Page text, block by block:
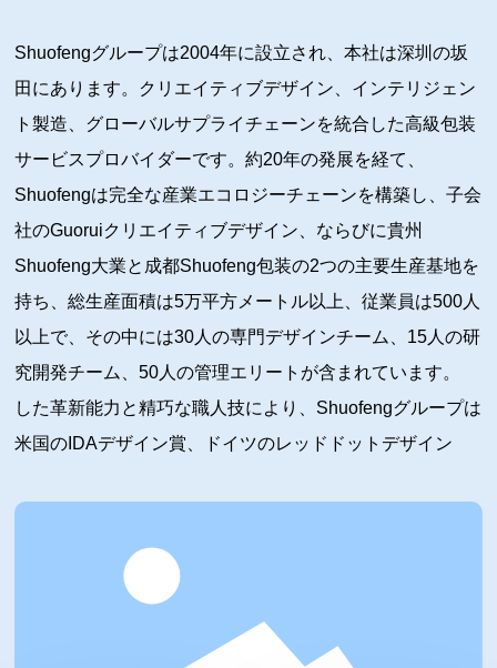
Shuofengグループは2004年に設立され、本社は深圳の坂
田にあります。クリエイティブデザイン、インテリジェン
ト製造、グローバルサプライチェーンを統合した高級包装
サービスプロバイダーです。約20年の発展を経て、
Shuofengは完全な産業エコロジーチェーンを構築し、子会
社のGuoruiクリエイティブデザイン、ならびに貴州
Shuofeng大業と成都Shuofeng包装の2つの主要生産基地を
持ち、総生産面積は5万平方メートル以上、従業員は500人
以上で、その中には30人の専門デザインチーム、15人の研
究開発チーム、50人の管理エリートが含まれています。
した革新能力と精巧な職人技により、Shuofengグループは
米国のIDAデザイン賞、ドイツのレッドドットデザイン
スのGPDPデザイン賞、WorldStar包装デザイン賞、
Pentawards包装デザイン賞など30以上の国際デザイン賞
を受賞しています。20年以上にわたり、茅台、五粮液、西
酒、国台、西鳳など20以上の有名酒造会社に専門的な包装
ソリューションを継続的に提供しています。現在、グルー